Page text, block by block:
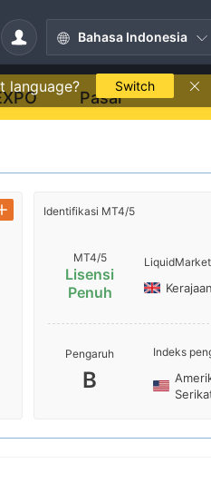
Bahasa Indonesia
language? Switch
Pasar
Identifikasi MT4/5
MT4/5
Lisensi
Penuh
Pengaruh
B
Indeks